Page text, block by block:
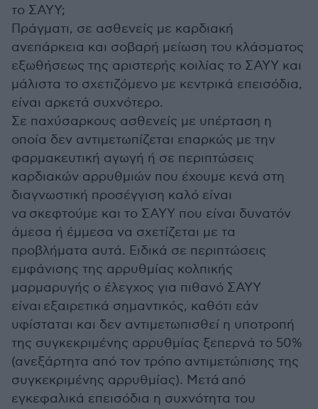
το ΣΑΥΥ;
Πράγματι, σε ασθενείς με καρδιακή
ανεπάρκεια και σοβαρή μείωση του κλάσματος
εξωθήσεως της αριστερής κοιλίας το ΣΑΥΥ και
μάλιστα το σχετιζόμενο με κεντρικά επεισόδια,
είναι αρκετά συχνότερο.
Σε παχύσαρκους ασθενείς με υπέρταση η
οποία δεν αντιμετωπίζεται επαρκώς με την
φαρμακευτική αγωγή ή σε περιπτώσεις
καρδιακών αρρυθμιών που έχουμε κενά στη
διαγνωστική προσέγγιση καλό είναι
να σκεφτούμε και το ΣΑΥΥ που είναι δυνατόν
άμεσα ή έμμεσα να σχετίζεται με τα
προβλήματα αυτά. Ειδικά σε περιπτώσεις
εμφάνισης της αρρυθμίας κολπικής
μαρμαρυγής ο έλεγχος για πιθανό ΣΑΥΥ
είναι εξαιρετικά σημαντικός, καθότι εάν
υφίσταται και δεν αντιμετωπισθεί η υποτροπή
της συγκεκριμένης αρρυθμίας ξεπερνά το 50%
(ανεξάρτητα από τον τρόπο αντιμετώπισης της
συγκεκριμένης αρρυθμίας). Μετά από
εγκεφαλικά επεισόδια η συχνότητα του